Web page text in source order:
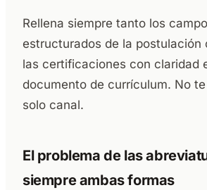
Rellena siempre tanto los
estructurados de la postulación
las certificaciones con claridad
documento de currículum. No
solo canal.
El problema de las
siempre ambas formas